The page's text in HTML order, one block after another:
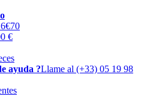
€
ayuda ?Llame al (+33) 05 19 98